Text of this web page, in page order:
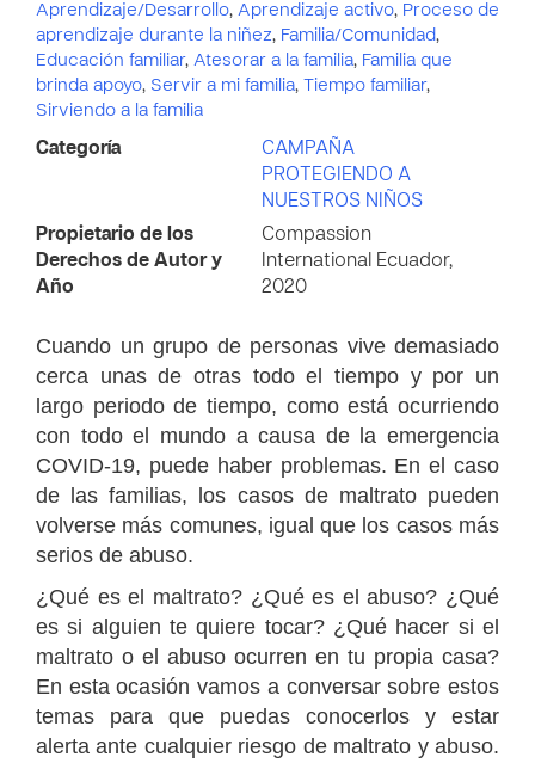
Aprendizaje/Desarrollo, Aprendizaje activo, Proceso de
aprendizaje durante la niñez, Familia/Comunidad,
Educación familiar, Atesorar a la familia, Familia que
brinda apoyo, Servir a mi familia, Tiempo familiar,
Sirviendo a la familia
Categoría
CAMPAÑA
PROTEGIENDO A
NUESTROS NIÑOS
Propietario de los
Derechos de Autor y
Año
Compassion
International Ecuador,
2020
Cuando un grupo de personas vive demasiado
cerca unas de otras todo el tiempo y por un
largo periodo de tiempo, como está ocurriendo
con todo el mundo a causa de la emergencia
COVID-19, puede haber problemas. En el caso
de las familias, los casos de maltrato pueden
volverse más comunes, igual que los casos más
serios de abuso.
¿Qué es el maltrato? ¿Qué es el abuso? ¿Qué
es si alguien te quiere tocar? ¿Qué hacer si el
maltrato o el abuso ocurren en tu propia casa?
En esta ocasión vamos a conversar sobre estos
temas para que puedas conocerlos y estar
alerta ante cualquier riesgo de maltrato y abuso.